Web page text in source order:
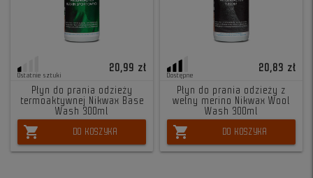
Ostatnie sztuki
20,99 zł
Płyn do prania odzieży
termoaktywnej Nikwax Base
Wash 300ml
shopping_cart DO KOSZYKA
Dostępne
20,83 zł
Płyn do prania odzieży z
wełny merino Nikwax Wool
Wash 300ml
shopping_cart DO KOSZYKA